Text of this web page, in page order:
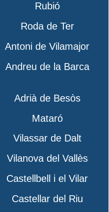
Rubió
Roda de Ter
Antoni de Vilamajor
Andreu de la Barca
Adrià de Besòs
Mataró
Vilassar de Dalt
Vilanova del Vallès
Castellbell i el Vilar
Castellar del Riu